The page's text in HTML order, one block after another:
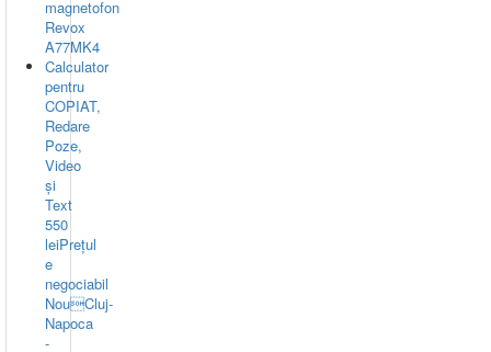
magnetofon
Revox
A77MK4
Calculator
pentru
COPIAT,
Redare
Poze,
Video
și
Text
550
leiPrețul
e
negociabil
NouCluj-
Napoca
-